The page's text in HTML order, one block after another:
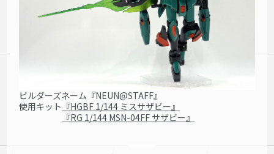
ビルダーズネーム『NEUN@STAFF』
使用キット 『HGBF 1/144 ミスサザビー』
『RG 1/144 MSN-04FF サザビー』